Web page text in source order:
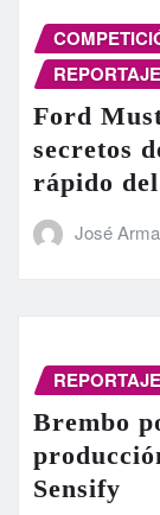
Ford
secretos
rápido
José
Brembo
Sensify